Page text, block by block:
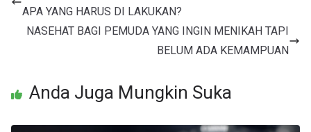
APA YANG HARUS DI LAKUKAN?
NASEHAT BAGI PEMUDA YANG INGIN MENIKAH TAPI
BELUM ADA KEMAMPUAN
Anda Juga Mungkin Suka